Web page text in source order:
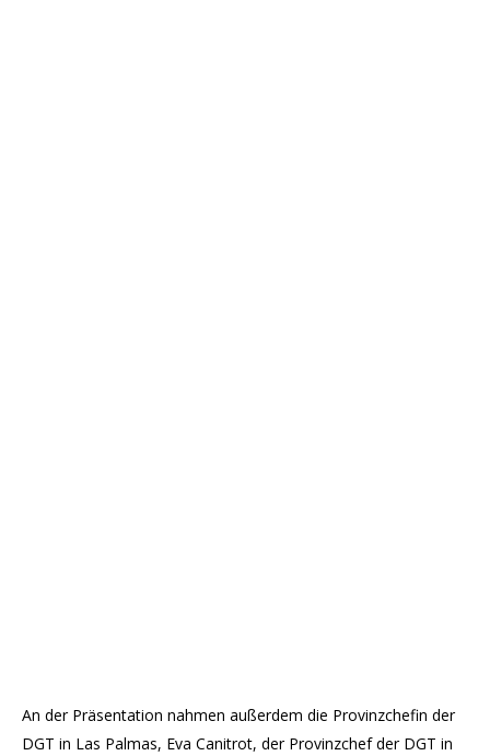
An der Präsentation nahmen außerdem die Provinzchefin der
DGT in Las Palmas, Eva Canitrot, der Provinzchef der DGT in